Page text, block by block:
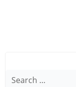
Search